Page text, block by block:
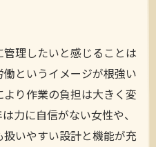
理したいと感じることは
というイメージが根強い
り作業の負担は大きく変
力に自信がない女性や、
いやすい設計と機能が充